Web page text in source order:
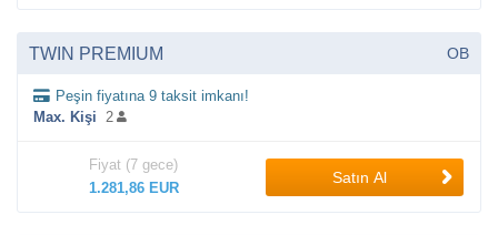
TWIN PREMIUM OB
Peşin fiyatına 9 taksit imkanı!
Max. Kişi 2
Fiyat (7 gece)
1.281,86 EUR
Satın Al